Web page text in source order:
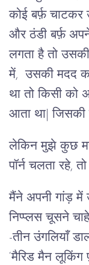
कोई बर्फ़
और ठंडी बर्फ़
लगता है तो
में, उसकी मदद
था तो किसी
आता था| जिसकी
लेकिन मुझे कुछ
पॉर्न चलता रहे,
मैंने अपनी गांड़ में
निप्प्लस चूसने
-तीन उंगलियाँ
‘मैरिड मैन लूकिंग